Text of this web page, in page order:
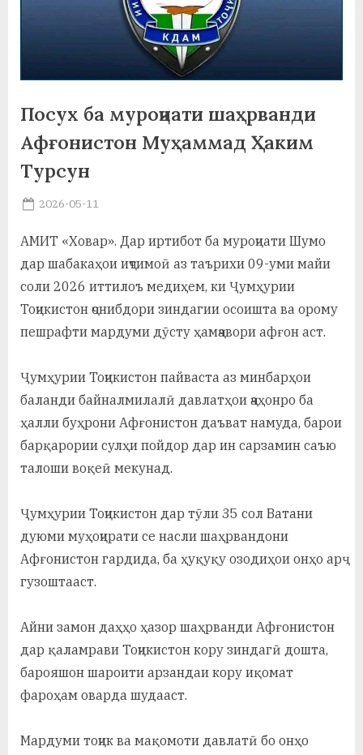
о
м
и
и
и
у
с
р
Посух ба муроҷиати шаҳрванди
Афғонистон Муҳаммад Ҳаким
Турсун
Posted
2026-05-11
АМИТ «Ховар». Дар иртибот ба муроҷиати Шумо
дар шабакаҳои иҷтимоӣ аз таърихи 09-уми майи
соли 2026 иттилоъ медиҳем, ки Ҷумҳурии
Тоҷикистон ҷонибдори зиндагии осоишта ва орому
пешрафти мардуми дӯсту ҳамҷавори афғон аст.
Ҷумҳурии Тоҷикистон пайваста аз минбарҳои
баланди байналмилалӣ давлатҳои ҷаҳонро ба
ҳалли буҳрони Афғонистон даъват намуда, барои
барқарории сулҳи пойдор дар ин сарзамин саъю
талоши воқеӣ мекунад.
Ҷумҳурии Тоҷикистон дар тӯли 35 сол Ватани
дуюми муҳоҷирати се насли шаҳрвандони
Афғонистон гардида, ба ҳуқуқу озодиҳои онҳо арҷ
гузоштааст.
Айни замон даҳҳо ҳазор шаҳрванди Афғонистон
дар қаламрави Тоҷикистон кору зиндагӣ дошта,
барояшон шароити арзандаи кору иқомат
фароҳам оварда шудааст.
Мардуми тоҷик ва мақомоти давлатӣ бо онҳо